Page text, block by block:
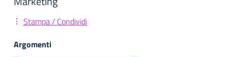
Stampa / Condividi
Argomenti